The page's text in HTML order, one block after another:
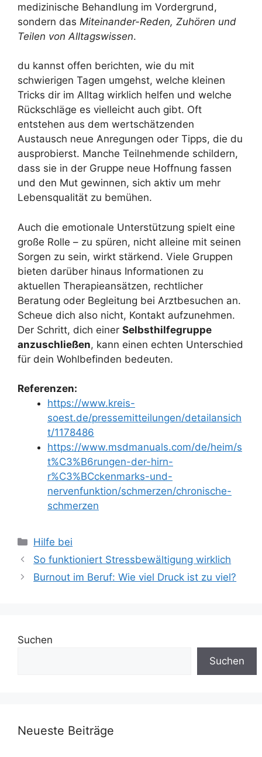
medizinische Behandlung im Vordergrund,
sondern das Miteinander-Reden, Zuhören und
Teilen von Alltagswissen.
du kannst offen berichten, wie du mit
schwierigen Tagen umgehst, welche kleinen
Tricks dir im Alltag wirklich helfen und welche
Rückschläge es vielleicht auch gibt. Oft
entstehen aus dem wertschätzenden
Austausch neue Anregungen oder Tipps, die du
ausprobierst. Manche Teilnehmende schildern,
dass sie in der Gruppe neue Hoffnung fassen
und den Mut gewinnen, sich aktiv um mehr
Lebensqualität zu bemühen.
Auch die emotionale Unterstützung spielt eine
große Rolle – zu spüren, nicht alleine mit seinen
Sorgen zu sein, wirkt stärkend. Viele Gruppen
bieten darüber hinaus Informationen zu
aktuellen Therapieansätzen, rechtlicher
Beratung oder Begleitung bei Arztbesuchen an.
Scheue dich also nicht, Kontakt aufzunehmen.
Der Schritt, dich einer Selbsthilfegruppe
anzuschließen, kann einen echten Unterschied
für dein Wohlbefinden bedeuten.
Referenzen:
https://www.kreis-
soest.de/pressemitteilungen/detailansich
t/1178486
https://www.msdmanuals.com/de/heim/s
t%C3%B6rungen-der-hirn-
r%C3%BCckenmarks-und-
nervenfunktion/schmerzen/chronische-
schmerzen
Kategorien
Hilfe bei
So funktioniert Stressbewältigung wirklich
Burnout im Beruf: Wie viel Druck ist zu viel?
Suchen
Suchen
Neueste Beiträge